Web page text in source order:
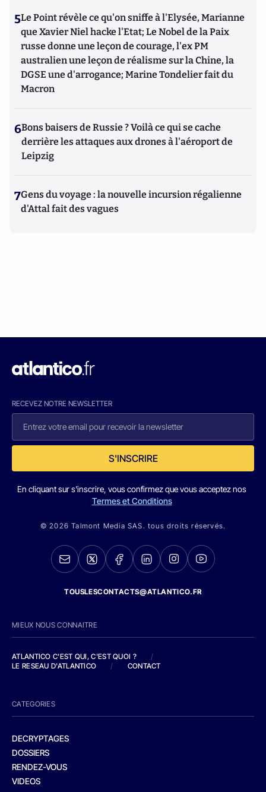
5Le Point révèle ce qu'on sniffe à l'Elysée, Marianne
que Xavier Niel hacke l'Etat; Le Nobel de la Paix
russe donne une leçon de courage, l'ex PM
australien une leçon de réalisme sur la Chine, la
DGSE une d'arrogance; Marine Tondelier fait du
Macron
6Bons baisers de Russie ? Voilà ce qui se cache
derrière les attaques aux drones à l'aéroport de
Leipzig
7Gens du voyage : la nouvelle incursion régalienne
d'Attal fait des vagues
RECEVEZ NOTRE NEWSLETTER
S'INSCRIRE
En cliquant sur s'inscrire, vous confirmez que vous acceptez nos
Termes et Conditions
© 2026 Talmont Media SAS. tous droits réservés.
TOUSLESCONTACTS@ATLANTICO.FR
MIEUX NOUS CONNAITRE
ATLANTICO C'EST QUI, C'EST QUOI ?
/
LE RESEAU D'ATLANTICO
/ CONTACT
CATEGORIES
DECRYPTAGES
DOSSIERS
RENDEZ-VOUS
VIDEOS